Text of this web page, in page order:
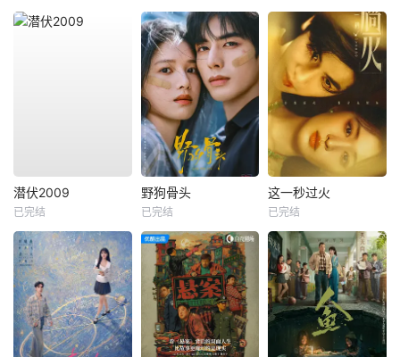
潜伏2009
已完结
野狗骨头
已完结
这一秒过火
已完结